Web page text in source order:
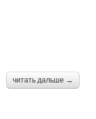
читать дальше →